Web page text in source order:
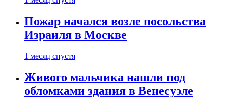
Пожар начался возле посольства
Израиля в Москве
1 месяц спустя
Живого мальчика нашли под
обломками здания в Венесуэле